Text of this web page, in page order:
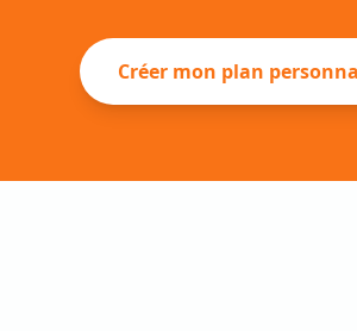
Créer mon plan